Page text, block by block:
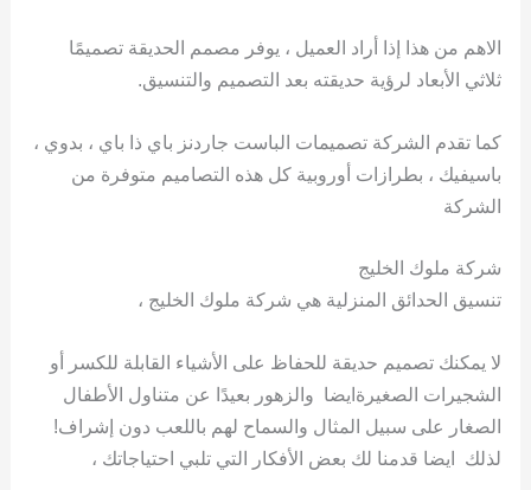
الاهم من هذا إذا أراد العميل ، يوفر مصمم الحديقة تصميمًا
ثلاثي الأبعاد لرؤية حديقته بعد التصميم والتنسيق.
كما تقدم الشركة تصميمات الباست جاردنز باي ذا باي ، بدوي ،
باسيفيك ، بطرازات أوروبية كل هذه التصاميم متوفرة من
الشركة
شركة ملوك الخليج
تنسيق الحدائق المنزلية هي شركة ملوك الخليج ،
لا يمكنك تصميم حديقة للحفاظ على الأشياء القابلة للكسر أو
الشجيرات الصغيرةايضا والزهور بعيدًا عن متناول الأطفال
الصغار على سبيل المثال والسماح لهم باللعب دون إشراف!
لذلك ايضا قدمنا ​​لك بعض الأفكار التي تلبي احتياجاتك ،